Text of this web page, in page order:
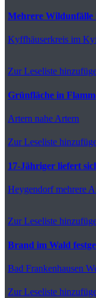
Mehrere Wildunfälle
Kyffhäuserkreis im
Zur Leseliste
Grünfläche in
Artern nahe Artern
Zur Leseliste
17-Jähriger liefert
Heygendorfmehrere
Zur Leseliste
Brand im Wald
Bad Frankenhausen
Zur Leseliste